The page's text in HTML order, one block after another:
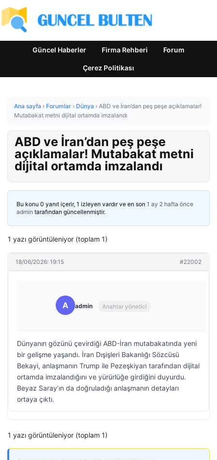
Güncel Haberler Firma Rehberi Forum
Çerez Politikası
Ana sayfa › Forumlar › Dünya › ABD ve İran’dan peş peşe açıklamalar!
Mutabakat metni dijital ortamda imzalandı
ABD ve İran’dan peş peşe
açıklamalar! Mutabakat metni
dijital ortamda imzalandı
Bu konu 0 yanıt içerir, 1 izleyen vardır ve en son 1 ay 2 hafta önce
admin tarafından güncellenmiştir.
1 yazı görüntüleniyor (toplam 1)
18/06/2026: 19:15 #22002
A admin Anahtar yönetici
Dünyanın gözünü çevirdiği ABD-İran mutabakatında yeni
bir gelişme yaşandı. İran Dışişleri Bakanlığı Sözcüsü
Bekayi, anlaşmanın Trump ile Pezeşkiyan tarafından dijital
ortamda imzalandığını ve yürürlüğe girdiğini duyurdu.
Beyaz Saray’ın da doğruladığı anlaşmanın detayları
ortaya çıktı.
1 yazı görüntüleniyor (toplam 1)